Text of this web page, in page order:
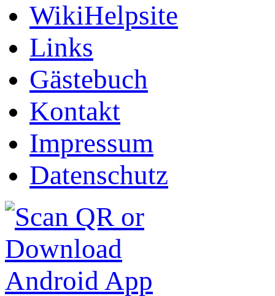
WikiHelpsite
Links
Gästebuch
Kontakt
Impressum
Datenschutz